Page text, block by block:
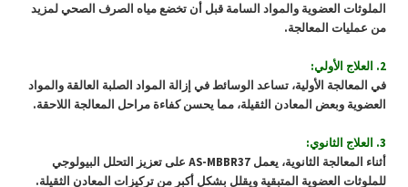
الملوثات العضوية والمواد السامة قبل أن تخضع مياه الصرف الصحي لمزيد
من عمليات المعالجة.
2. العلاج الأولي:
في المعالجة الأولية، تساعد الوسائط في إزالة المواد الصلبة العالقة والمواد
العضوية وبعض المعادن الثقيلة، مما يحسن كفاءة مراحل المعالجة اللاحقة.
3. العلاج الثانوي:
أثناء المعالجة الثانوية، يعمل AS-MBBR37 على تعزيز التحلل البيولوجي
للملوثات العضوية المتبقية ويقلل بشكل أكبر من تركيزات المعادن الثقيلة.